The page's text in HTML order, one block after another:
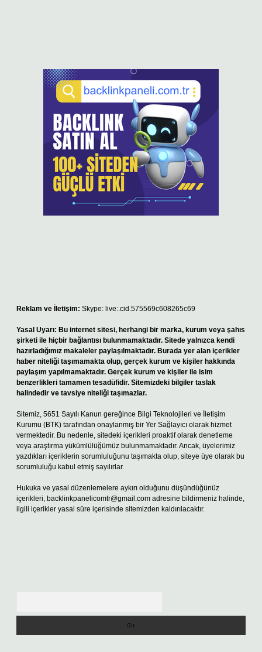
Reklam ve İletişim: Skype: live:.cid.575569c608265c69
Yasal Uyarı: Bu internet sitesi, herhangi bir marka, kurum veya şahıs
şirketi ile hiçbir bağlantısı bulunmamaktadır. Sitede yalnızca kendi
hazırladığımız makaleler paylaşılmaktadır. Burada yer alan içerikler
haber niteliği taşımamakta olup, gerçek kurum ve kişiler hakkında
paylaşım yapılmamaktadır. Gerçek kurum ve kişiler ile isim
benzerlikleri tamamen tesadüfidir. Sitemizdeki bilgiler taslak
halindedir ve tavsiye niteliği taşımazlar.
Sitemiz, 5651 Sayılı Kanun gereğince Bilgi Teknolojileri ve İletişim
Kurumu (BTK) tarafından onaylanmış bir Yer Sağlayıcı olarak hizmet
vermektedir. Bu nedenle, sitedeki içerikleri proaktif olarak denetleme
veya araştırma yükümlülüğümüz bulunmamaktadır. Ancak, üyelerimiz
yazdıkları içeriklerin sorumluluğunu taşımakta olup, siteye üye olarak bu
sorumluluğu kabul etmiş sayılırlar.
Hukuka ve yasal düzenlemelere aykırı olduğunu düşündüğünüz
içerikleri, backlinkpanelicomtr@gmail.com adresine bildirmeniz halinde,
ilgili içerikler yasal süre içerisinde sitemizden kaldırılacaktır.